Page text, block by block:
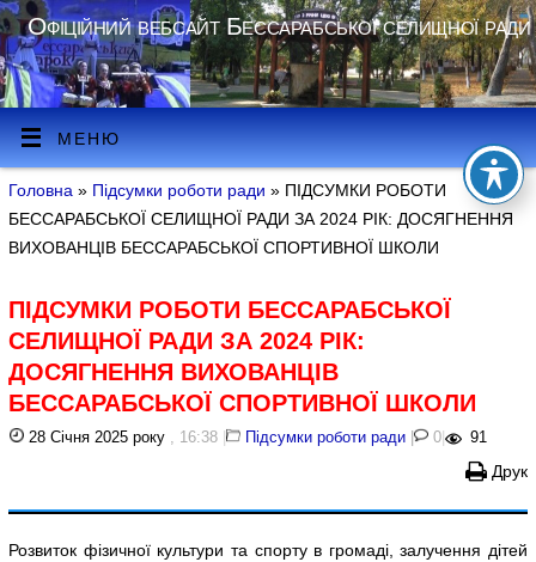
Офіційний вебсайт Бессарабської селищної ради
МЕНЮ
Головна » Підсумки роботи ради » ПІДСУМКИ РОБОТИ
БЕССАРАБСЬКОЇ СЕЛИЩНОЇ РАДИ ЗА 2024 РІК: ДОСЯГНЕННЯ
ВИХОВАНЦІВ БЕССАРАБСЬКОЇ СПОРТИВНОЇ ШКОЛИ
ПІДСУМКИ РОБОТИ БЕССАРАБСЬКОЇ
СЕЛИЩНОЇ РАДИ ЗА 2024 РІК:
ДОСЯГНЕННЯ ВИХОВАНЦІВ
БЕССАРАБСЬКОЇ СПОРТИВНОЇ ШКОЛИ
28 Січня 2025 року , 16:38 | Підсумки роботи ради | 0 | 91
Друк
Розвиток фізичної культури та спорту в громаді, залучення дітей